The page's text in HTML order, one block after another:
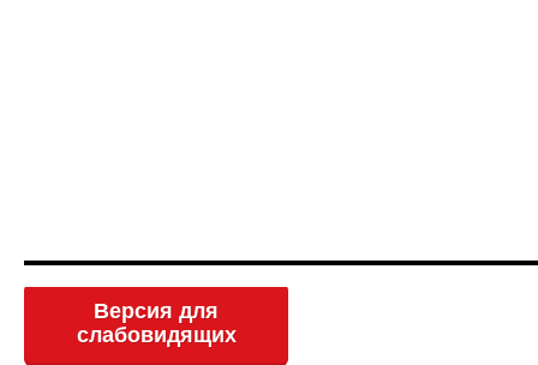
Версия для
слабовидящих